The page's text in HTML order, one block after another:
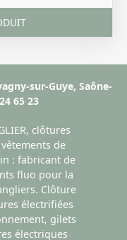
sur-Guye, Saône-
65 23
clôtures
de
: fabricant de
fluo pour la
Clôture
électrifiées
gilets
électriques